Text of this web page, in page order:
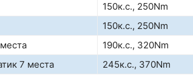
150к.с., 250Nm
150к.с., 250Nm
190к.с., 320Nm
7 места
245к.с., 370Nm